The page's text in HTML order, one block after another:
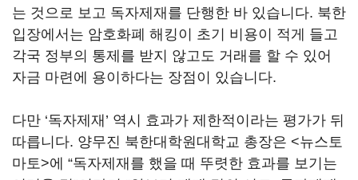
는 것으로 보고 독자제재를 단행한 바 있습니다. 북한
입장에서는 암호화폐 해킹이 초기 비용이 적게 들고
각국 정부의 통제를 받지 않고도 거래를 할 수 있어
자금 마련에 용이하다는 장점이 있습니다.
다만 ‘독자제재’ 역시 효과가 제한적이라는 평가가 뒤
따릅니다. 양무진 북한대학원대학교 총장은 <뉴스토
마토>에 “독자제재를 했을 때 뚜렷한 효과를 보기는